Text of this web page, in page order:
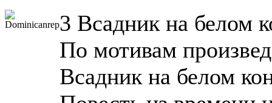
3 Всадник на белом
По мотивам
Всадник на белом